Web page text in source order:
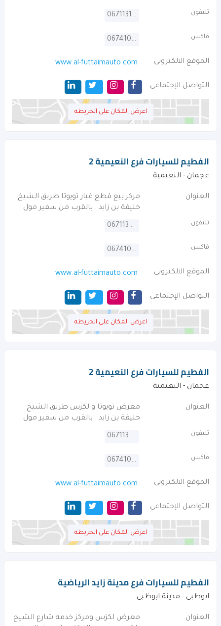
تليفون 067113111
فاكس 067410241
الموقع الالكترونى www.al-futtaimauto.com
التواصل الإجتماعى
اعرض المكان على الخريطه
الفطيم للسيارات فرع النعيمية 2
عجمان - النعيمية
العنوان
مركز بيع قطع غيار تويوتا طريق الشيخ
خليفة بن زايد . بالقرب من سفير مول
تليفون 067113222
فاكس 067410703
الموقع الالكترونى www.al-futtaimauto.com
التواصل الإجتماعى
اعرض المكان على الخريطه
الفطيم للسيارات فرع النعيمية 2
عجمان - النعيمية
العنوان
معرض تويوتا و لكزس طريق الشيخ
خليفة بن زايد . بالقرب من سفير مول
تليفون 067113333
فاكس 067410147
الموقع الالكترونى www.al-futtaimauto.com
التواصل الإجتماعى
اعرض المكان على الخريطه
الفطيم للسيارات فرع مدينة زايد الرياضية
ابوظبي - مدينة ابوظبي
العنوان
معرض لكزس ومركز خدمة شارع الشيخ